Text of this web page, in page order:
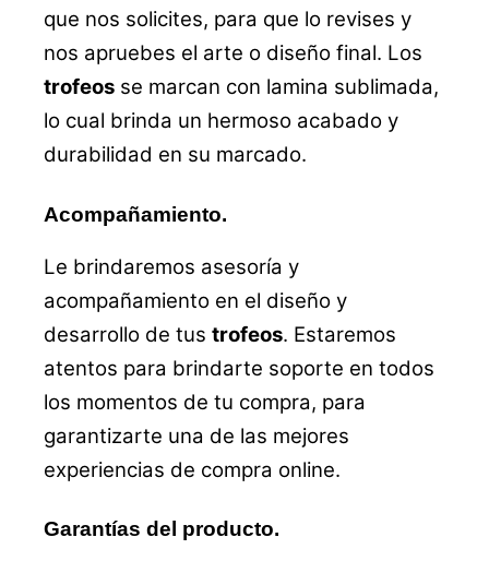
que nos solicites, para que lo revises y
nos apruebes el arte o diseño final. Los
trofeos se marcan con lamina sublimada,
lo cual brinda un hermoso acabado y
durabilidad en su marcado.
Acompañamiento.
Le brindaremos asesoría y
acompañamiento en el diseño y
desarrollo de tus trofeos. Estaremos
atentos para brindarte soporte en todos
los momentos de tu compra, para
garantizarte una de las mejores
experiencias de compra online.
Garantías del producto.